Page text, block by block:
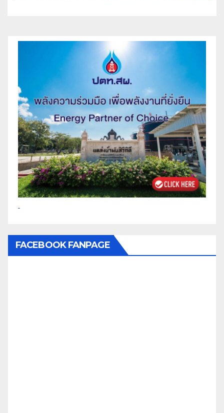
FACEBOOK FANPAGE